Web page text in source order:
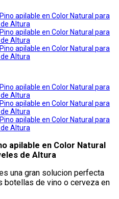
apilable en Color Natural
de Altura
una gran solucion perfecta
botellas de vino o cerveza en